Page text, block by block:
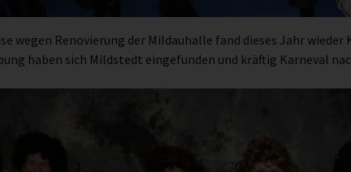
wegen Renovierung der Mildauhalle fand dieses Jahr
haben sich Mildstedt eingefunden und kräftig Karneval